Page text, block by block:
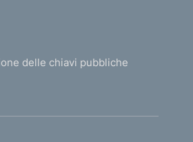
delle chiavi pubbliche